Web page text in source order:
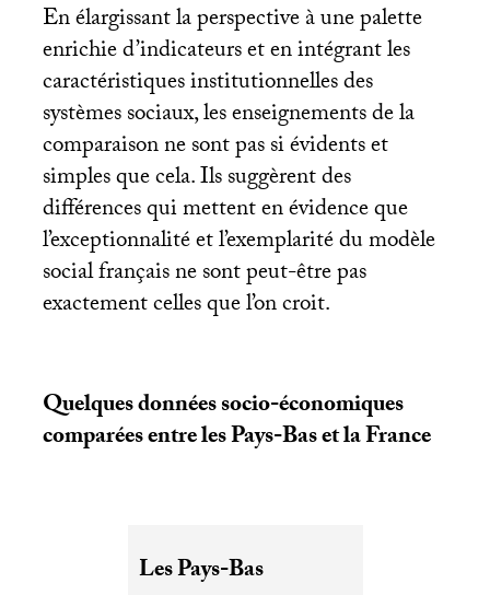
En élargissant la perspective à une palette
enrichie d’indicateurs et en intégrant les
caractéristiques institutionnelles des
systèmes sociaux, les enseignements de la
comparaison ne sont pas si évidents et
simples que cela. Ils suggèrent des
différences qui mettent en évidence que
l’exceptionnalité et l’exemplarité du modèle
social français ne sont peut-être pas
exactement celles que l’on croit.
Quelques données socio-économiques
comparées entre les Pays-Bas et la France
Les Pays-Bas